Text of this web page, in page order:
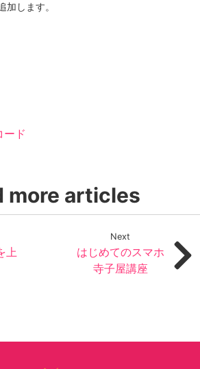
します。
ード
more articles
上
Next
はじめてのスマホ
寺子屋講座